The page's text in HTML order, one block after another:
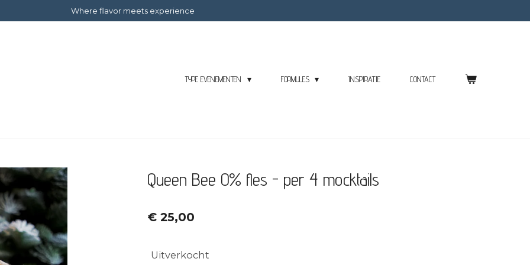
Where flavor meets experience
TYPE EVENEMENTEN FORMULES INSPIRATIE CONTACT
Queen Bee 0% fles - per 4 mocktails
€ 25,00
Uitverkocht